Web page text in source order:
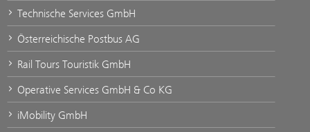
Technische Services GmbH
Österreichische Postbus AG
Rail Tours Touristik GmbH
Operative Services GmbH & Co KG
iMobility GmbH